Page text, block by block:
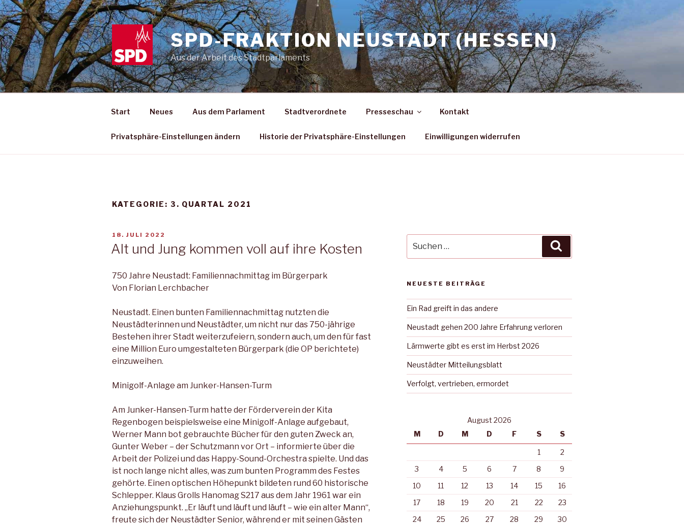
Zum
Inhalt
springen
SPD-FRAKTION NEUSTADT (HESSEN)
Aus der Arbeit des Stadtparlaments
Start Neues Aus dem Parlament Stadtverordnete Presseschau Kontakt
Privatsphäre-Einstellungen ändern Historie der Privatsphäre-Einstellungen Einwilligungen widerrufen
KATEGORIE: 3. QUARTAL 2021
VERÖFFENTLICHT
18. JULI 2022
Alt und Jung kommen voll auf ihre Kosten
750 Jahre Neustadt: Familiennachmittag im Bürgerpark
Von Florian Lerchbacher
Neustadt. Einen bunten Familiennachmittag nutzten die
Neustädterinnen und Neustädter, um nicht nur das 750-jährige
Bestehen ihrer Stadt weiterzufeiern, sondern auch, um den für fast
eine Million Euro umgestalteten Bürgerpark (die OP berichtete)
einzuweihen.
Minigolf-Anlage am Junker-Hansen-Turm
Am Junker-Hansen-Turm hatte der Förderverein der Kita
Regenbogen beispielsweise eine Minigolf-Anlage aufgebaut,
Werner Mann bot gebrauchte Bücher für den guten Zweck an,
Gunter Weber – der Schutzmann vor Ort – informierte über die
Arbeit der Polizei und das Happy-Sound-Orchestra spielte. Und das
ist noch lange nicht alles, was zum bunten Programm des Festes
gehörte. Einen optischen Höhepunkt bildeten rund 60 historische
Schlepper. Klaus Grolls Hanomag S217 aus dem Jahr 1961 war ein
Anziehungspunkt. „Er läuft und läuft und läuft – wie ein alter Mann“,
freute sich der Neustädter Senior, während er mit seinen Gästen
nach:
NEUESTE BEITRÄGE
Ein Rad greift in das andere
Neustadt gehen 200 Jahre Erfahrung verloren
Lärmwerte gibt es erst im Herbst 2026
Neustädter Mitteilungsblatt
Verfolgt, vertrieben, ermordet
August 2026
M
D M D F S S
1
2
3
4 5 6 7 8
9
10
11 12 13 14 15
16
17
18 19 20 21 22
23
24
25 26 27 28 29
30